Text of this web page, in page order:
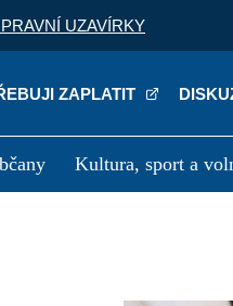
UZAVÍRKY
ZAPLATIT
Kultura, sport a